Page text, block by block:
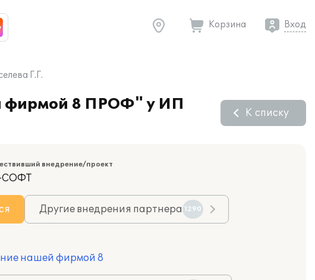
Корзина Вход
Г.Г.
фирмой 8 ПРОФ" у ИП
К списку
внедрение/проект
Другие внедрения партнера 1290
нашей фирмой 8